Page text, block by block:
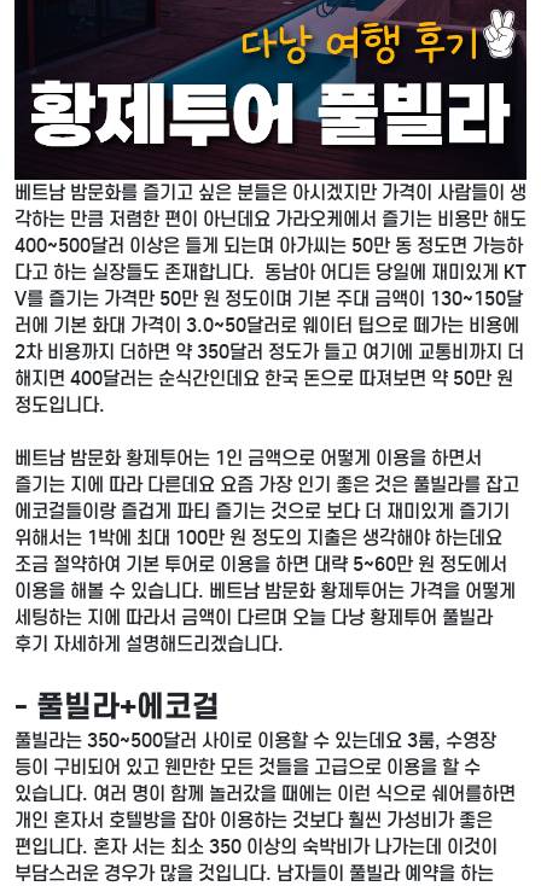
베트남 밤문화를 즐기고 싶은 분들은 아시겠지만 가격이 사람들이 생
각하는 만큼 저렴한 편이 아닌데요 가라오케에서 즐기는 비용만 해도
400~500달러 이상은 들게 되는며 아가씨는 50만 동 정도면 가능하
다고 하는 실장들도 존재합니다. 동남아 어디든 당일에 재미있게 KT
V를 즐기는 가격만 50만 원 정도이며 기본 주대 금액이 130~150달
러에 기본 화대 가격이 3.0~50달러로 웨이터 팁으로 떼가는 비용에
2차 비용까지 더하면 약 350달러 정도가 들고 여기에 교통비까지 더
해지면 400달러는 순식간인데요 한국 돈으로 따져보면 약 50만 원
정도입니다.
베트남 밤문화 황제투어는 1인 금액으로 어떻게 이용을 하면서
즐기는 지에 따라 다른데요 요즘 가장 인기 좋은 것은 풀빌라를 잡고
에코걸들이랑 즐겁게 파티 즐기는 것으로 보다 더 재미있게 즐기기
위해서는 1박에 최대 100만 원 정도의 지출은 생각해야 하는데요
조금 절약하여 기본 투어로 이용을 하면 대략 5~60만 원 정도에서
이용을 해볼 수 있습니다. 베트남 밤문화 황제투어는 가격을 어떻게
세팅하는 지에 따라서 금액이 다르며 오늘 다낭 황제투어 풀빌라
후기 자세하게 설명해드리겠습니다.
- 풀빌라+에코걸
풀빌라는 350~500달러 사이로 이용할 수 있는데요 3룸, 수영장
등이 구비되어 있고 웬만한 모든 것들을 고급으로 이용을 할 수
있습니다. 여러 명이 함께 놀러갔을 때에는 이런 식으로 쉐어를하면
개인 혼자서 호텔방을 잡아 이용하는 것보다 훨씬 가성비가 좋은
편입니다. 혼자 서는 최소 350 이상의 숙박비가 나가는데 이것이
부담스러운 경우가 많을 것입니다. 남자들이 풀빌라 예약을 하는